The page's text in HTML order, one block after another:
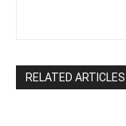
RELATED ARTICLES